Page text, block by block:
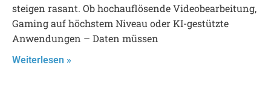
steigen rasant. Ob hochauflösende Videobearbeitung,
Gaming auf höchstem Niveau oder KI-gestützte
Anwendungen – Daten müssen
Weiterlesen »